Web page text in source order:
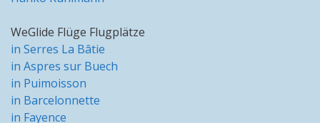
WeGlide Flüge Flugplätze
in Serres La Bâtie
in Aspres sur Buech
in Puimoisson
in Barcelonnette
in Fayence